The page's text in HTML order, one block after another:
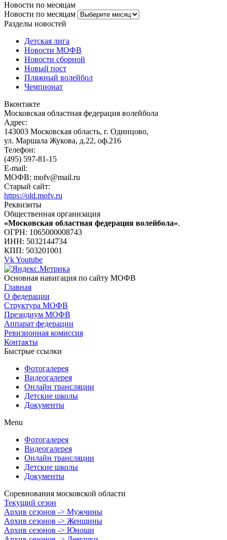
Новости по месяцам
Новости по месяцам
Разделы новостей
Детская лига
Новости МОФВ
Новости сборной
Новый пост
Пляжный волейбол
Чемпионат
Вконтакте
Московская областная федерация волейбола
Адрес:
143003 Московская область, г. Одинцово,
ул. Маршала Жукова, д.22, оф.216
Телефон:
(495) 597-81-15
E-mail:
МОФВ: mofv@mail.ru
Старый сайт:
https://old.mofv.ru
Реквизиты
Общественная организация
«Московская областная федерация волейбола».
ОГРН: 1065000008743
ИНН: 5032144734
КПП: 503201001
VkYoutube
Основная навигация по сайту МОФВ
Главная
О федерации
Структура МОФВ
Президиум МОФВ
Аппарат федерации
Ревизионная комиссия
Контакты
Быстрые ссылки
Фотогалерея
Видеогалерея
Онлайн трансляции
Детские школы
Документы
Menu
Фотогалерея
Видеогалерея
Онлайн трансляции
Детские школы
Документы
Соревнования московской области
Текущий сезон
Архив сезонов -> Мужчины
Архив сезонов -> Женщины
Архив сезонов -> Юноши